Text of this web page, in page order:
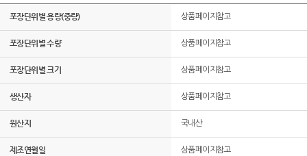
포장단위별 용량(중량) 상품페이지참고
포장단위별 수량 상품페이지참고
포장단위별 크기 상품페이지참고
생산자 상품페이지참고
원산지 국내산
제조연월일 상품페이지참고